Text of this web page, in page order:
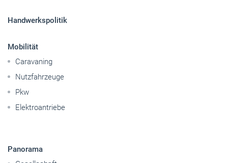
Handwerkspolitik
Mobilität
Caravaning
Nutzfahrzeuge
Pkw
Elektroantriebe
Panorama